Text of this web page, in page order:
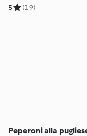
5 (19)
Peperoni alla